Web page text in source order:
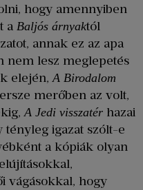
hogy amennyiben
a Baljós árnyaktól
annak ez az apa
nem lesz meglepetés
elején,A Birodalom
merőben az volt,
A Jedi visszatér hazai
igazat szólt-e
a kópiák olyan
vágásokkal, hogy